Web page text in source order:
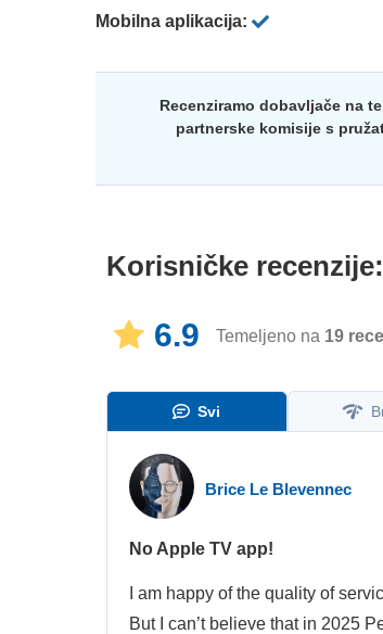
Mobilna aplikacija:
Recenziramo dobavljače na
partnerske komisije s
Korisničke recenzije:
6.9 Temeljeno na 19
Svi
Brice Le Blevennec
No Apple TV app!
I am happy of the quality of
But I can’t believe that in 2025